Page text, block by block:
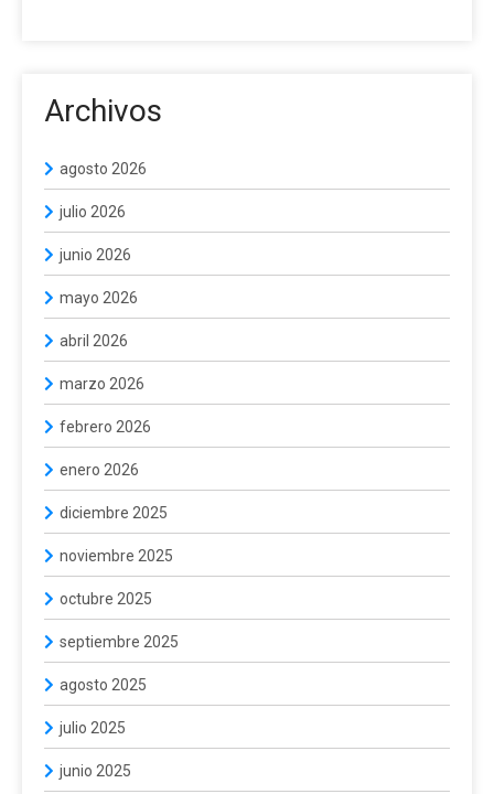
Archivos
agosto 2026
julio 2026
junio 2026
mayo 2026
abril 2026
marzo 2026
febrero 2026
enero 2026
diciembre 2025
noviembre 2025
octubre 2025
septiembre 2025
agosto 2025
julio 2025
junio 2025